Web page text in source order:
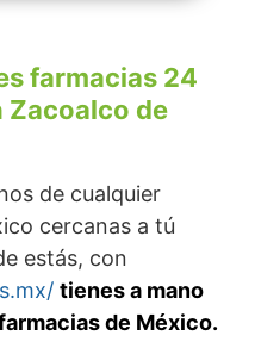
farmacias 24
Zacoalco de
de cualquier
cercanas a tú
estás, con
tienes a mano
de México.